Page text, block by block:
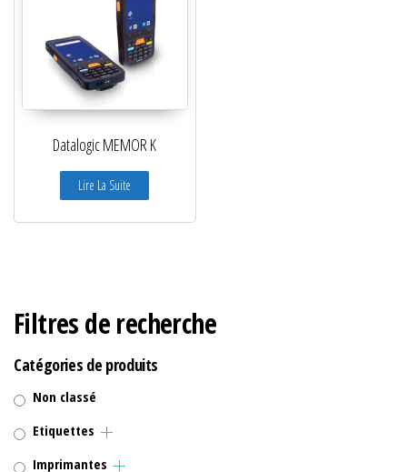
Datalogic MEMOR K
Lire La Suite
Filtres de recherche
Catégories de produits
Non classé
Etiquettes
Imprimantes